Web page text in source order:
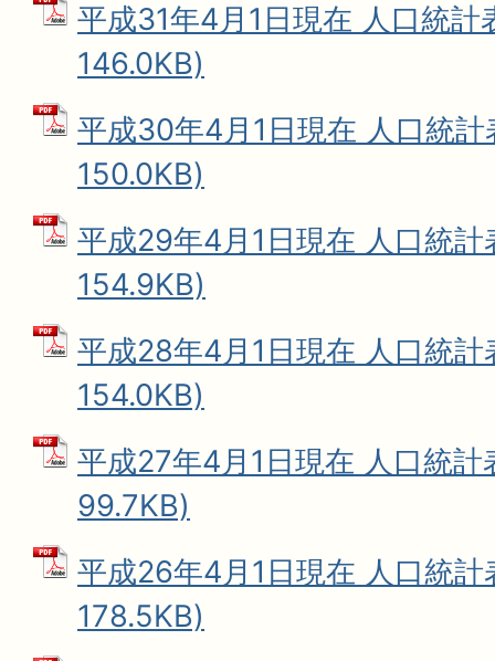
平成31年4月1日現在 人口統
146.0KB)
平成30年4月1日現在 人口統
150.0KB)
平成29年4月1日現在 人口統
154.9KB)
平成28年4月1日現在 人口統
154.0KB)
平成27年4月1日現在 人口統
99.7KB)
平成26年4月1日現在 人口統
178.5KB)